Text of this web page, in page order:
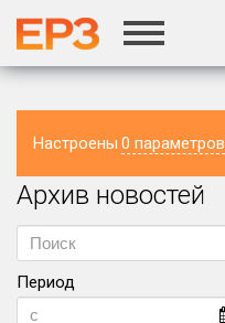
Настроены 0 параметров
Регион
Архив новостей
Период